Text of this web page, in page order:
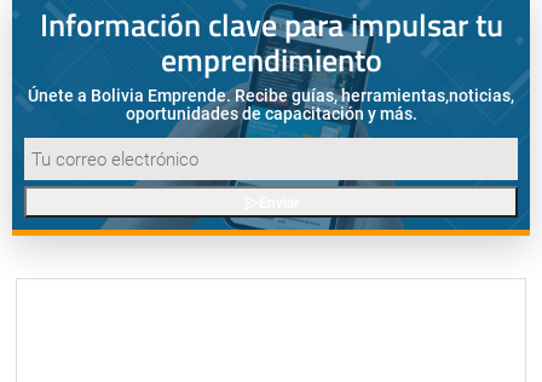
Información clave para impulsar tu
emprendimiento
Únete a Bolivia Emprende. Recibe guías, herramientas,noticias,
oportunidades de capacitación y más.